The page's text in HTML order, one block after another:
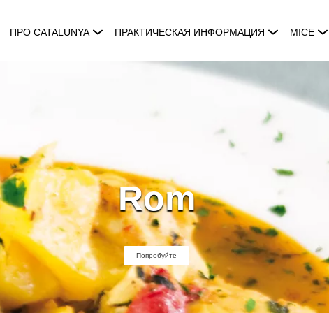
ПРО CATALUNYA ПРАКТИЧЕСКАЯ ИНФОРМАЦИЯ MICE
Rom
Попробуйте